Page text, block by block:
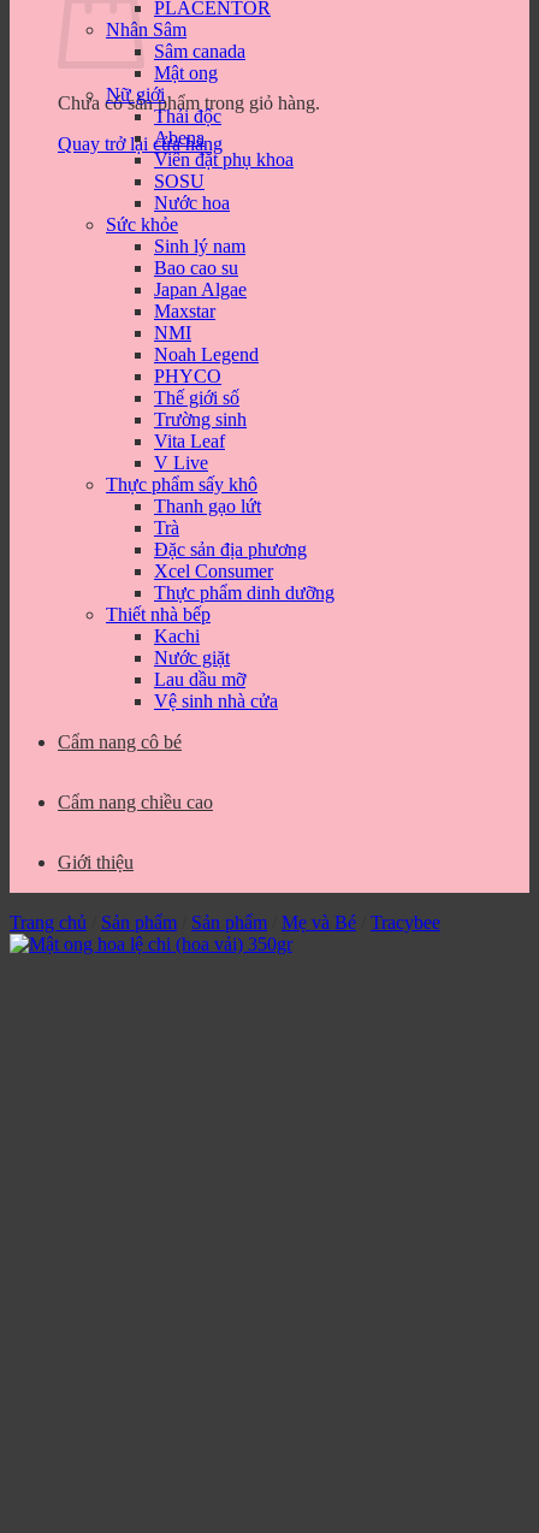
Chưa có sản phẩm trong giỏ hàng.
Quay trở lại cửa hàng
PLACENTOR
Nhân Sâm
Sâm canada
Mật ong
Nữ giới
Thải độc
Abena
Viên đặt phụ khoa
SOSU
Nước hoa
Sức khỏe
Sinh lý nam
Bao cao su
Japan Algae
Maxstar
NMI
Noah Legend
PHYCO
Thế giới số
Trường sinh
Vita Leaf
V Live
Thực phẩm sấy khô
Thanh gạo lứt
Trà
Đặc sản địa phương
Xcel Consumer
Thực phẩm dinh dưỡng
Thiết nhà bếp
Kachi
Nước giặt
Lau dầu mỡ
Vệ sinh nhà cửa
Cẩm nang cô bé
Cẩm nang chiều cao
Giới thiệu
Trang chủ Sản phẩm Sản phẩm Mẹ và Bé Tracybee